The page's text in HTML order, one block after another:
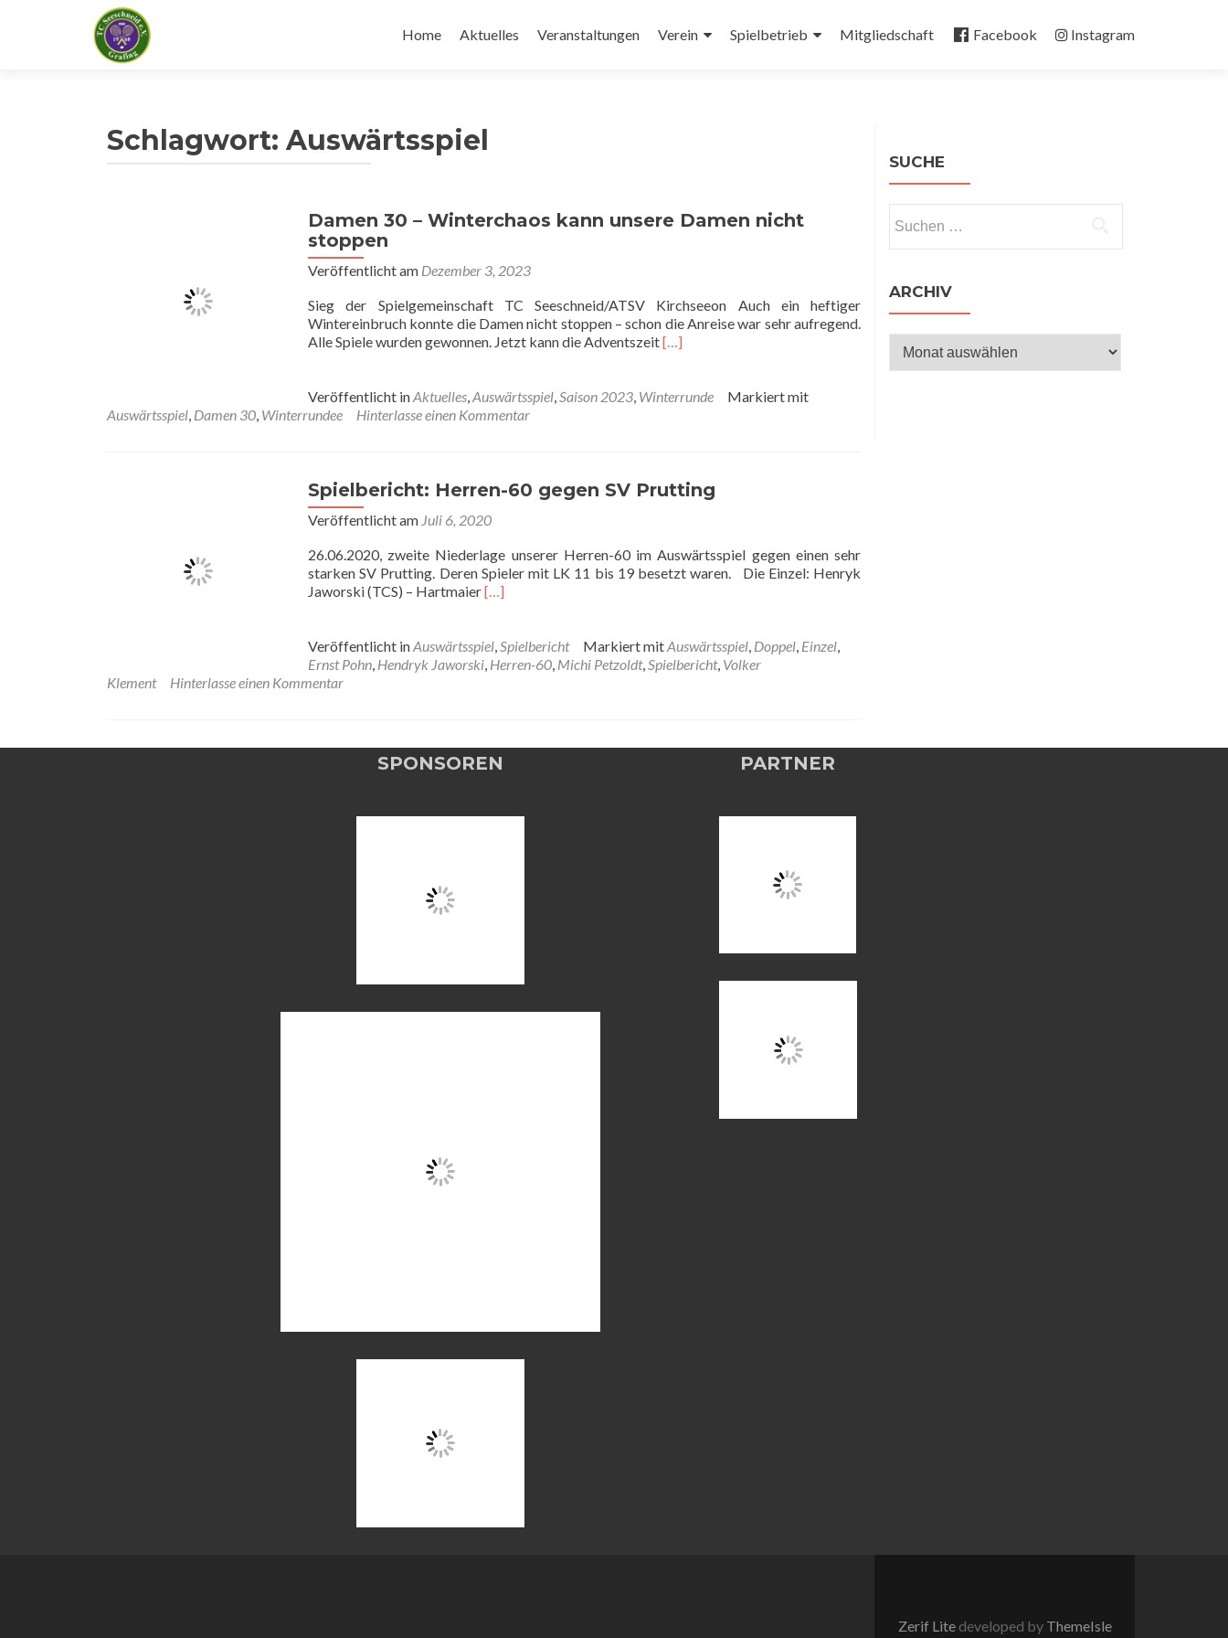
Inhalt
Home Aktuelles Veranstaltungen Verein Spielbetrieb Mitgliedschaft Facebook Instagram
Schlagwort: Auswärtsspiel
Damen 30 – Winterchaos kann unsere Damen nicht
stoppen
Veröffentlicht am Dezember 3, 2023
Sieg der Spielgemeinschaft TC Seeschneid/ATSV Kirchseeon Auch ein heftiger
Wintereinbruch konnte die Damen nicht stoppen – schon die Anreise war sehr aufregend.
Alle Spiele wurden gewonnen. Jetzt kann die AdventszeitRead
Damen
unsere
Damen
[…]
Veröffentlicht inAktuelles,Auswärtsspiel,Saison 2023, Winterrunde
Markiert mit
Auswärtsspiel, Damen 30, Winterrundee Hinterlasse einen Kommentar
Spielbericht: Herren-60 gegen SV Prutting
Veröffentlicht am Juli 6, 2020
26.06.2020, zweite Niederlage unserer Herren-60 im Auswärtsspiel gegen einen sehr
starken SV Prutting. Deren Spieler mit LK 11 bis 19 besetzt waren. Die Einzel: Henryk
Jaworski (TCS) – HartmaierRead
Spielbericht:
Herren-
[…]
Veröffentlicht inAuswärtsspiel,Spielbericht Markiert mitAuswärtsspiel, Doppel, Einzel,
Ernst Pohn, Hendryk Jaworski, Herren-60, Michi Petzoldt,Spielbericht, Volker
Klement
Hinterlasse einen Kommentar
SUCHE
nach:
ARCHIV
Archiv
SPONSOREN PARTNER
Zerif Lite developed by ThemeIsle